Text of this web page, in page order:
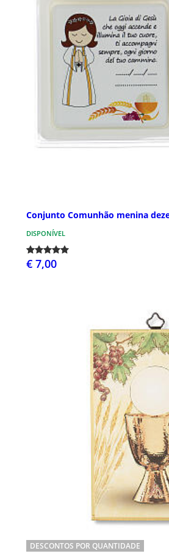
Conjunto Comunhão menina
DISPONÍVEL
€ 7,00
DESCONTOS POR QUANTIDADE